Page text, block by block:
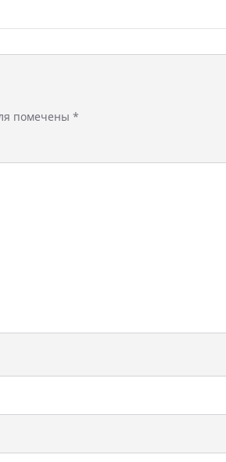
помечены *